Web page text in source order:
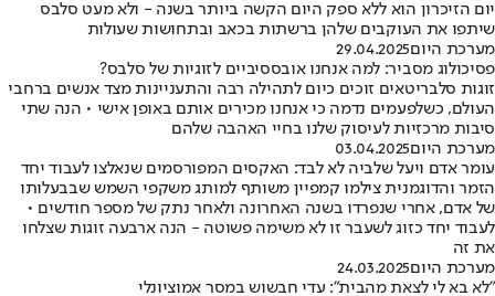
יום הזיכרון הוא ללא ספק היום הקשה ביותר בשנה - ולא מעט סלבס
שיתפו את העוקבים שלהן ברשתות בכאב ובתחושות שעולות
מערכת היום29.04.2025
פסיכולוג מסביר: למה אנחנו אובססיביים לזוגיות של סלבס?
זוגות סלבריטאים זוכים כיום לתהילה רבה והתעניינות מצד אנשים ברחבי
העולם, כשלפעמים נדמה כי אנחנו מכירים אותם באופן אישי • הנה שתי
סיבות מרכזיות לעיסוק שלנו בחיי האהבה שלהם
מערכת היום03.04.2025
עומר אדם ויעל שלביה לא לבד: האקסים המפורסמים שנאלצו לעבוד יחד
הזמר והדוגמנית צילמו קמפיין משותף למותג משקפי השמש שבבעלותו
של אדם, אחרי שנפרדו בשנה האחרונה ולאחר נתק של מספר חודשים •
לעבוד יחד כזוג לשעבר זו לא משימה פשוטה - הנה ארבעה זוגות שצלחו
את זה
מערכת היום24.03.2025
"לא בא לי לצאת מהבית": עדי חבשוש במסר אמוציונלי